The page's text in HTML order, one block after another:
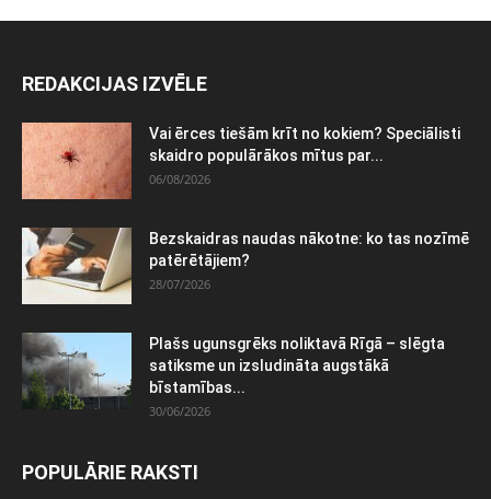
REDAKCIJAS IZVĒLE
Vai ērces tiešām krīt no kokiem? Speciālisti
skaidro populārākos mītus par...
06/08/2026
Bezskaidras naudas nākotne: ko tas nozīmē
patērētājiem?
28/07/2026
Plašs ugunsgrēks noliktavā Rīgā – slēgta
satiksme un izsludināta augstākā
bīstamības...
30/06/2026
POPULĀRIE RAKSTI